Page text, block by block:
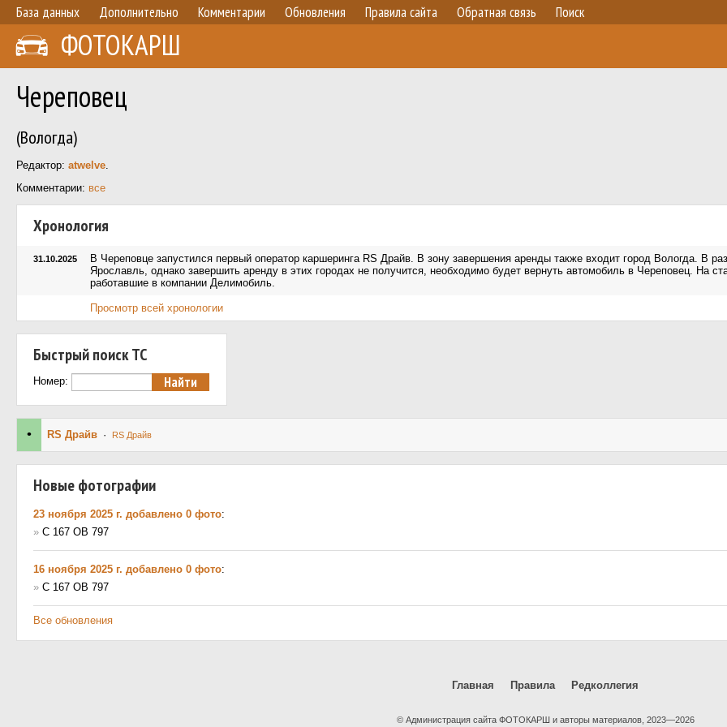
База данных Дополнительно Комментарии Обновления Правила сайта Обратная связь Поиск
ФОТОКАРШ
Череповец
(Вологда)
Редактор: atwelve.
Комментарии: все
Хронология
31.10.2025
В Череповце запустился первый оператор каршеринга RS Драйв. В зону завершения аренды также входит город Вологда. В
Ярославль, однако завершить аренду в этих городах не получится, необходимо будет вернуть автомобиль в Череповец. На
работавшие в компании Делимобиль.
Просмотр всей хронологии
Быстрый поиск ТС
Номер:
• RS Драйв · RS Драйв
Новые фотографии
23 ноября 2025 г. добавлено 0 фото:
» С 167 ОВ 797
16 ноября 2025 г. добавлено 0 фото:
» С 167 ОВ 797
Все обновления
Главная Правила Редколлегия
© Администрация сайта ФОТОКАРШ и авторы материалов, 2023—2026